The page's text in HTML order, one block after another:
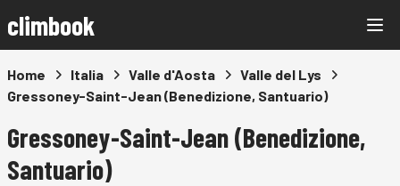
climbook
Home Italia Valle d'Aosta
Valle del Lys
Gressoney-Saint-Jean (Benedizione, Santuario)
Gressoney-Saint-Jean (Benedizione,
Santuario)